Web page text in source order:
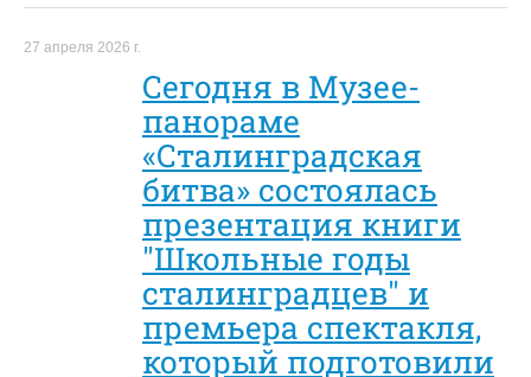
27 апреля 2026 г.
Сегодня в Музее-
панораме
«Сталинградская
битва» состоялась
презентация книги
"Школьные годы
сталинградцев" и
премьера спектакля,
который подготовили